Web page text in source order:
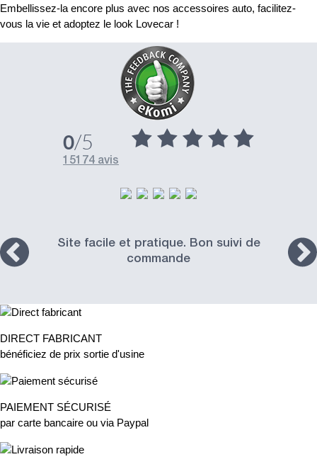
Embellissez-la encore plus avec nos accessoires auto, facilitez-
vous la vie et adoptez le look Lovecar !
0/5
15174 avis
Site facile et pratique. Bon suivi de
commande
DIRECT FABRICANT
bénéficiez de prix sortie d'usine
PAIEMENT SÉCURISÉ
par carte bancaire ou via Paypal